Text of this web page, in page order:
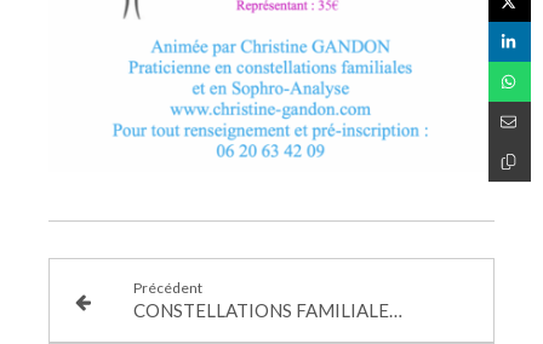
Précédent
CONSTELLATIONS FAMILIALES Mercredi 1er Mai 2024